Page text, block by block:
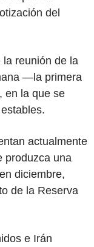
del
reunión de la
—la primera
en la que se
actualmente
produzca una
diciembre,
de la Reserva
e Irán